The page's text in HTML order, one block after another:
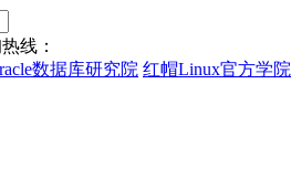
线：
数据库研究院 红帽Linux官方学院